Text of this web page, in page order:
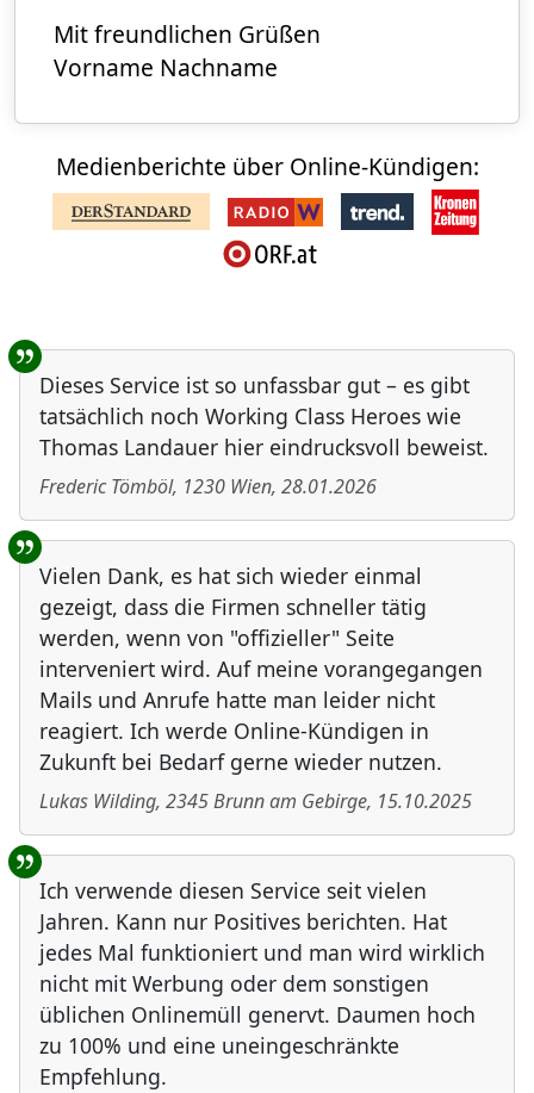
Mit freundlichen Grüßen
Vorname Nachname
Medienberichte über Online-Kündigen:
Benutzer-Rückmeldungen
Dieses Service ist so unfassbar gut – es gibt
tatsächlich noch Working Class Heroes wie
Thomas Landauer hier eindrucksvoll beweist.
Frederic Tömböl, 1230 Wien, 28.01.2026
Vielen Dank, es hat sich wieder einmal
gezeigt, dass die Firmen schneller tätig
werden, wenn von "offizieller" Seite
interveniert wird. Auf meine vorangegangen
Mails und Anrufe hatte man leider nicht
reagiert. Ich werde Online-Kündigen in
Zukunft bei Bedarf gerne wieder nutzen.
Lukas Wilding, 2345Brunn am Gebirge, 15.10.2025
Ich verwende diesen Service seit vielen
Jahren. Kann nur Positives berichten. Hat
jedes Mal funktioniert und man wird wirklich
nicht mit Werbung oder dem sonstigen
üblichen Onlinemüll genervt. Daumen hoch
zu 100% und eine uneingeschränkte
Empfehlung.